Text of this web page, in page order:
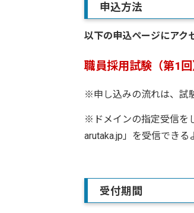
申込方法
以下の申込ページにアク
職員採用試験（第1
※申し込みの流れは、試
※ドメインの指定受信を
arutaka.jp」を受信できる
受付期間